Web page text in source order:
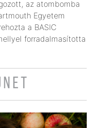
az atombomba
Egyetem
a BASIC
forradalmasította